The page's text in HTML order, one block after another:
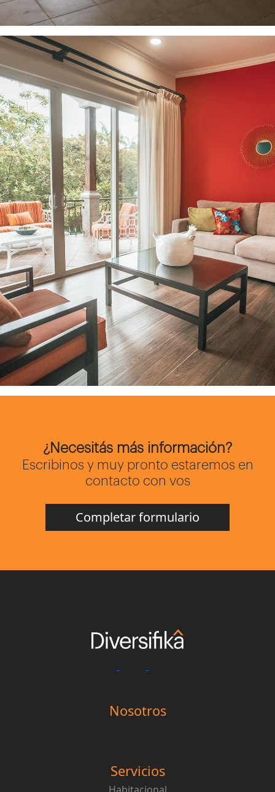
¿Necesitás más información?
Escribinos y muy pronto estaremos en
contacto con vos
Completar formulario
Nosotros
Servicios
Habitacional